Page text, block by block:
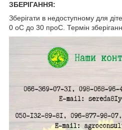
ЗБЕРІГАННЯ:
Зберігати в недоступному для
0 оС до 30 проС. Термін